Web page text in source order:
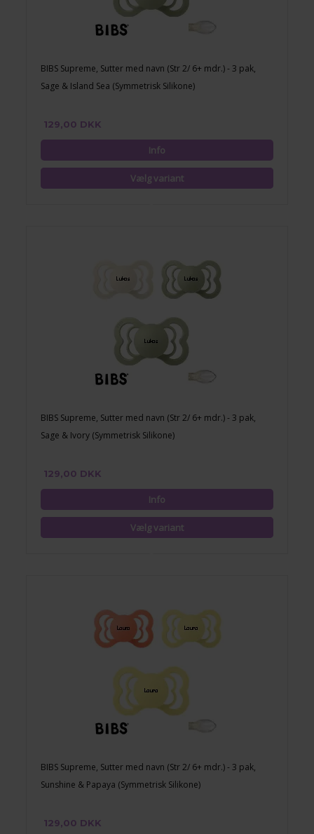
BIBS Supreme, Sutter med navn (Str 2/ 6+ mdr.) - 3 pak,
Sage & Island Sea (Symmetrisk Silikone)
129,00 DKK
BIBS Supreme, Sutter med navn (Str 2/ 6+ mdr.) - 3 pak,
Sage & Ivory (Symmetrisk Silikone)
129,00 DKK
BIBS Supreme, Sutter med navn (Str 2/ 6+ mdr.) - 3 pak,
Sunshine & Papaya (Symmetrisk Silikone)
129,00 DKK